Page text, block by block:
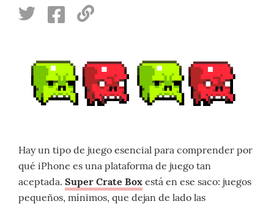
Hay un tipo de juego esencial para comprender por
qué iPhone es una plataforma de juego tan
aceptada. Super Crate Box está en ese saco: juegos
pequeños, mínimos, que dejan de lado las